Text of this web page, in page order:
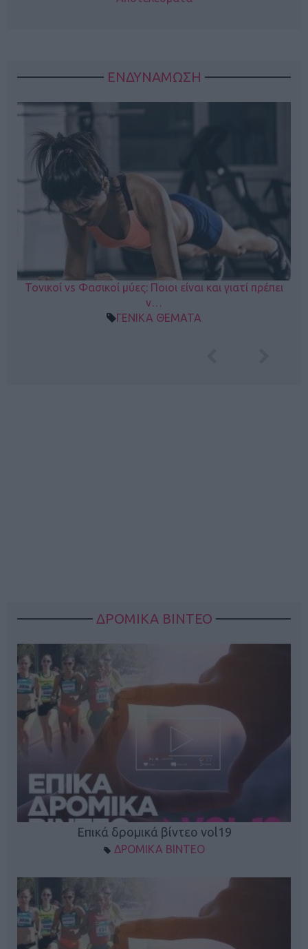
ΕΝΔΥΝΑΜΩΣΗ
Τονικοί vs Φασικοί μύες: Ποιοι είναι και γιατί πρέπει
ν…
ΓΕΝΙΚΑ ΘΕΜΑΤΑ
ΔΡΟΜΙΚΑ ΒΙΝΤΕΟ
Επικά δρομικά βίντεο vol19
ΔΡΟΜΙΚΑ ΒΙΝΤΕΟ